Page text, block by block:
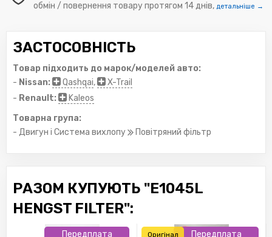
обмін / повернення товару протягом 14 днів, детальніше →
ЗАСТОСОВНІСТЬ
Товар підходить до марок/моделей авто:
- Nissan: Qashqai,
X-Trail
- Renault:
Kaleos
Товарна група:
- Двигун і Система вихлопу
Повітряний фільтр
РАЗОМ КУПУЮТЬ "E1045L
HENGST FILTER":
Передплата
Передплата
Оригінал